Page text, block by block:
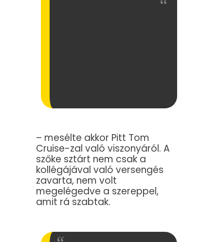
– mesélte akkor Pitt Tom
Cruise-zal való viszonyáról. A
szőke sztárt nem csak a
kollégájával való versengés
zavarta, nem volt
megelégedve a szereppel,
amit rá szabtak.